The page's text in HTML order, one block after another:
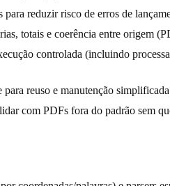
reduzir risco de erros de
totais e coerência entre origem
controlada (incluindo
reuso e manutenção
com PDFs fora do padrão sem